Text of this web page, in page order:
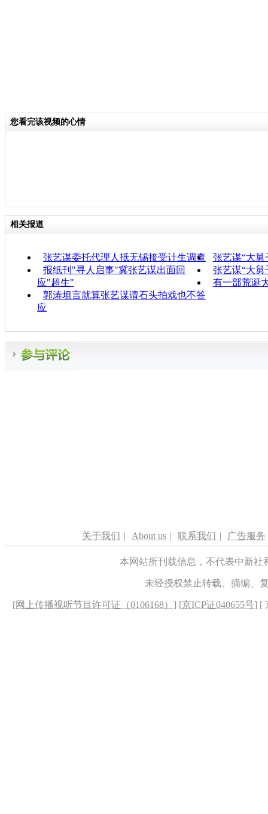
您看完该视频的心情
相关报道
张艺谋委托代理人抵无锡接受计生调查
张艺谋“大舅
报纸刊"寻人启事"冀张艺谋出面回
应"超生"
张艺谋“大
有一部荒诞
郭涛坦言就算张艺谋请石头拍戏也不答
应
关于我们 | About us | 联系我们 | 广告服务
本网站所刊载信息，不代表中新
未经授权禁止转载、摘编、
[网上传播视听节目许可证（0106168） ] [京ICP证040655号] [